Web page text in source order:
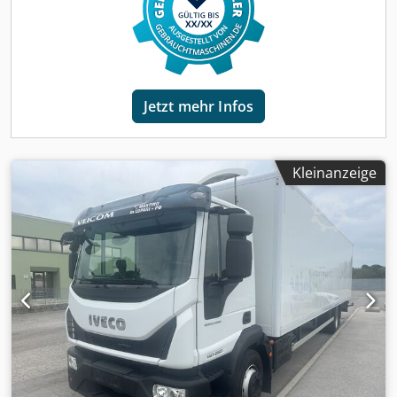
Automatisch , Emissionsklasse:
Blatt-Luft, Anzahl der Sitzplätze:
Laderaumvolumen:35 m³, Laderaumlänge:
2.485 mm, Laderaumhöhe:
, Ausstattung:
ABS, AdBlue, Berganfahrhilfe,
Bluetooth, Bordcomputer, Klimaanlage, Rußfilter,
Spoiler, Spurhalteassistent, Tachograph, Tempomat,
Traktionskontrolle, USB-Anschluss, Zentralverriegelung,
unsere Fahrzeugnummer #30847 Nahverkehrshaus Euro VI
186 PS 4x2 Radstand 4.185 mm Motorbremse Reifengröße
215/75 R 17.5 Zul. Gesamtgewicht 7.490 kg Nutzlast 2.400
kg Djdpezb Dvdjfx Acreck Leergewicht 5.090 kg
Aufbaumaße i.L. L: 6.090 mm B: 2.485 mm H: 2.370 mm V:
35 m³ Tankgröße 120 Liter Farbe weiß Getriebe Automatik
Klimaanlage LBW Dautel m. Abrollsicherung (1.000 kg)
Scheibenbremse Tempomat Traktionskontrolle Dachspoiler
Rückfahrkamera Fahrerschwingsitz Doppelsitzbank rechts
Radio/USB/Bluetooth el. FH 2-fach el. Außenspiegel/beheizt
Bordrechner LDW Spurassistent Berganfahrhilfe 2 Reihen
Ankerschienen Vorrüstung AHK ZV m. Fernbedienung LED-
Jetzt mehr Infos
Kleinanzeige